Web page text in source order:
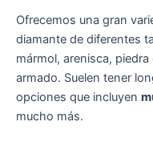
Ofrecemos una gran
diamante de diferentes
mármol, arenisca,
armado. Suelen tener
opciones que incluyen
mucho más.